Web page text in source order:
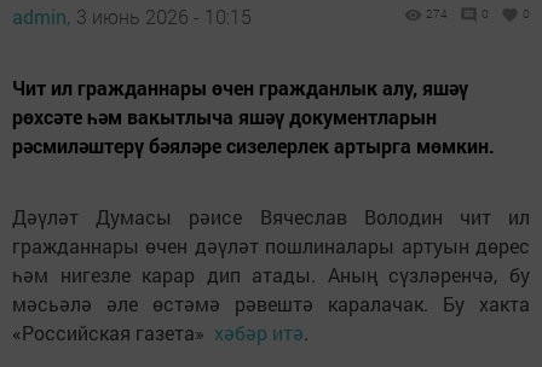
admin, 3 июнь 2026 - 10:15 274 0 0
Чит ил гражданнары өчен гражданлык алу, яшәү
рөхсәте һәм вакытлыча яшәү документларын
рәсмиләштерү бәяләре сизелерлек артырга мөмкин.
Дәүләт Думасы рәисе Вячеслав Володин чит ил
гражданнары өчен дәүләт пошлиналары артуын дөрес
һәм нигезле карар дип атады. Аның сүзләренчә, бу
мәсьәлә әле өстәмә рәвештә каралачак. Бу хакта
«Российская газета» хәбәр итә.